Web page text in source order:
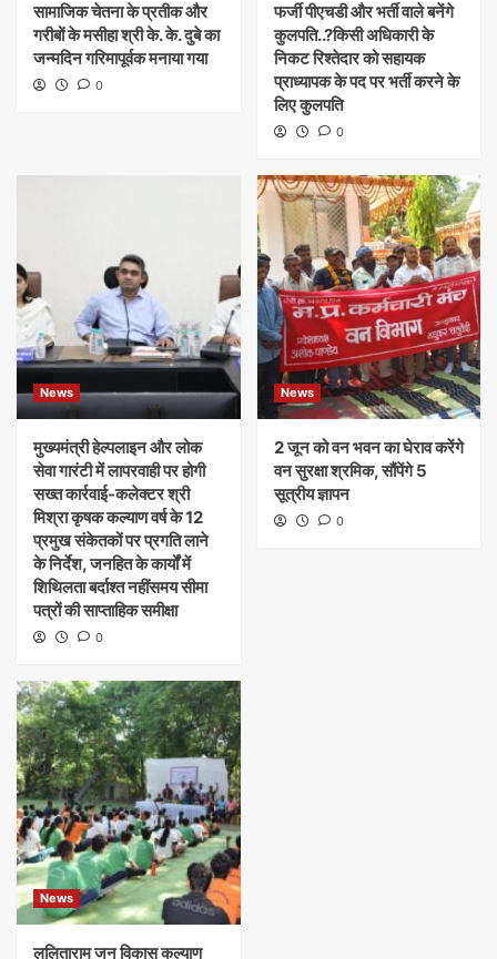
सामाजिक चेतना के प्रतीक और
गरीबों के मसीहा श्री के. के. दुबे का
जन्मदिन गरिमापूर्वक मनाया गया
0
फर्जी पीएचडी और भर्ती वाले बनेंगे
कुलपति..?किसी अधिकारी के
निकट रिश्तेदार को सहायक
प्राध्यापक के पद पर भर्ती करने के
लिए कुलपति
0
News
मुख्यमंत्री हेल्पलाइन और लोक
सेवा गारंटी में लापरवाही पर होगी
सख्त कार्रवाई-कलेक्टर श्री
मिश्रा कृषक कल्याण वर्ष के 12
प्रमुख संकेतकों पर प्रगति लाने
के निर्देश, जनहित के कार्यों में
शिथिलता बर्दाश्त नहींसमय सीमा
पत्रों की साप्ताहिक समीक्षा
0
News
​2 जून को वन भवन का घेराव करेंगे
वन सुरक्षा श्रमिक, सौंपेंगे 5
सूत्रीय ज्ञापन
0
News
ललिताराम जन विकास कल्याण